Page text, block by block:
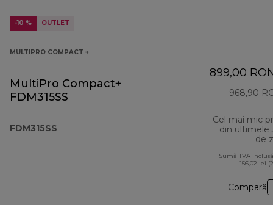
-10 % OUTLET
MULTIPRO COMPACT +
MultiPro Compact+
FDM315SS
FDM315SS
899,00
968,90
Cel mai mic
din ultimele
de
Sumă TVA
156,02 lei
Compară